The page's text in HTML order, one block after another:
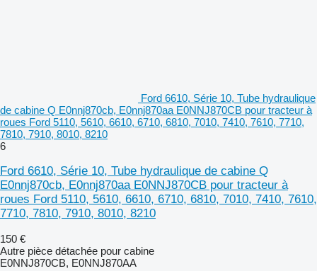
Ford 6610, Série 10, Tube hydraulique
de cabine Q E0nnj870cb, E0nnj870aa E0NNJ870CB pour tracteur à
roues Ford 5110, 5610, 6610, 6710, 6810, 7010, 7410, 7610, 7710,
7810, 7910, 8010, 8210
6
Ford 6610, Série 10, Tube hydraulique de cabine Q
E0nnj870cb, E0nnj870aa E0NNJ870CB pour tracteur à
roues Ford 5110, 5610, 6610, 6710, 6810, 7010, 7410, 7610,
7710, 7810, 7910, 8010, 8210
150 €
Autre pièce détachée pour cabine
E0NNJ870CB, E0NNJ870AA